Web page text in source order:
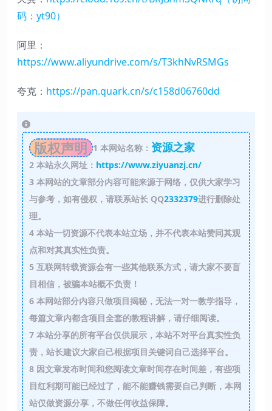
码：yt90）
阿里：
https://www.aliyundrive.com/s/T3khNvRSMGs
夸克： https://pan.quark.cn/s/c158d06760dd
版权声明 1 本网站名称： 资源之家
2本站永久网址： https://www.ziyuanzj.cn/
3本网站的文章部分内容可能来源于网络，仅供大家学习
与参考，如有侵权，请联系站长 QQ2332379进行删除处
理。
4本站一切资源不代表本站立场，并不代表本站赞同其观
点和对其真实性负责。
5互联网转载资源会有一些其他联系方式，请大家不要盲
目相信，被骗本站概不负责！
6本网站部分内容只做项目揭秘，无法一对一教学指导，
每篇文章内都含项目全套的教程讲解，请仔细阅读。
7本站分享的所有平台仅供展示，本站不对平台真实性负
责，站长建议大家自己根据项目关键词自己选择平台。
8因文章发布时间和您阅读文章时间存在时间差，有些项
目红利期可能已经过了，能不能赚钱需要自己判断，本网
站仅做资源分享，不做任何收益保障。